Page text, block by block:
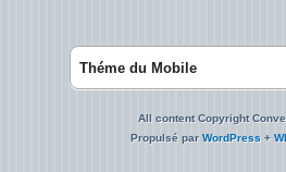
Théme du Mobile
All content Copyright
Propulsé parWordPress +